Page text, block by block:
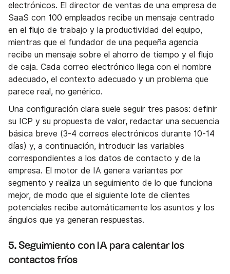
electrónicos. El director de ventas de una empresa de
SaaS con 100 empleados recibe un mensaje centrado
en el flujo de trabajo y la productividad del equipo,
mientras que el fundador de una pequeña agencia
recibe un mensaje sobre el ahorro de tiempo y el flujo
de caja. Cada correo electrónico llega con el nombre
adecuado, el contexto adecuado y un problema que
parece real, no genérico.
Una configuración clara suele seguir tres pasos: definir
su ICP y su propuesta de valor, redactar una secuencia
básica breve (3-4 correos electrónicos durante 10-14
días) y, a continuación, introducir las variables
correspondientes a los datos de contacto y de la
empresa. El motor de IA genera variantes por
segmento y realiza un seguimiento de lo que funciona
mejor, de modo que el siguiente lote de clientes
potenciales recibe automáticamente los asuntos y los
ángulos que ya generan respuestas.
5. Seguimiento con IA para calentar los
contactos fríos